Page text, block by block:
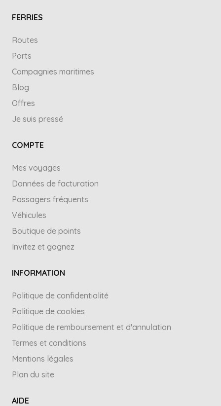
FERRIES
Routes
Ports
Compagnies maritimes
Blog
Offres
Je suis pressé
COMPTE
Mes voyages
Données de facturation
Passagers fréquents
Véhicules
Boutique de points
Invitez et gagnez
INFORMATION
Politique de confidentialité
Politique de cookies
Politique de remboursement et d'annulation
Termes et conditions
Mentions légales
Plan du site
AIDE